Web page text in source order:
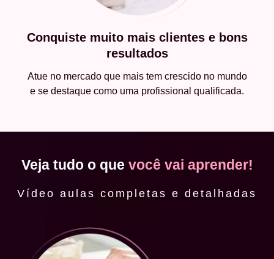
Conquiste muito mais clientes e bons
resultados
Atue no mercado que mais tem crescido no mundo
e se destaque como uma profissional qualificada.
Veja tudo o que você vai aprender!
Vídeo aulas completas e detalhadas